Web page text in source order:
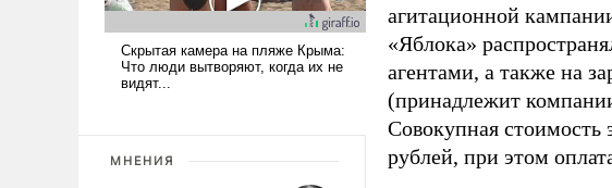
МНЕНИЯ
агитационной
«Яблока»
агентами, а также на
(принадлежит
Совокупная стоимость
рублей, при этом